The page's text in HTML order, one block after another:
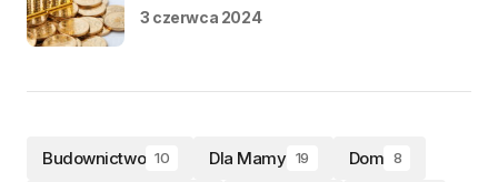
3 czerwca 2024
Budownictwo 10 Dla Mamy 19 Dom 8